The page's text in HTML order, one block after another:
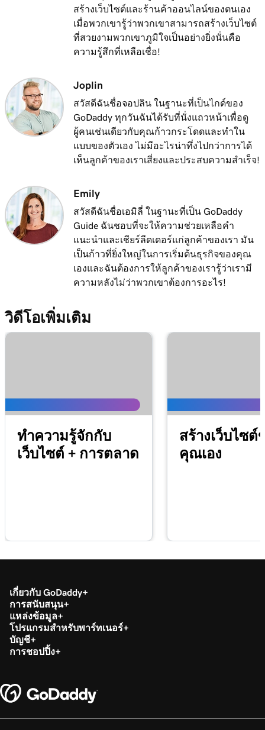
สร้างเว็บไซต์และร้านค้าออนไลน์ของตนเอง
เมื่อพวกเขารู้ว่าพวกเขาสามารถสร้างเว็บไซต์
ที่สวยงามพวกเขาภูมิใจเป็นอย่างยิ่งนั่นคือ
ความรู้สึกที่เหลือเชื่อ!
Joplin
สวัสดีฉันชื่อจอปลิน ในฐานะที่เป็นไกด์ของ
GoDaddy ทุกวันฉันได้รับที่นั่งแถวหน้าเพื่อดู
ผู้คนเช่นเดียวกับคุณก้าวกระโดดและทำใน
แบบของตัวเอง ไม่มีอะไรน่าทึ่งไปกว่าการได้
เห็นลูกค้าของเราเสี่ยงและประสบความสำเร็จ!
Emily
สวัสดีฉันชื่อเอมิลี่ ในฐานะที่เป็น GoDaddy
Guide ฉันชอบที่จะให้ความช่วยเหลือคำ
แนะนำและเชียร์ลีดเดอร์แก่ลูกค้าของเรา มัน
เป็นก้าวที่ยิ่งใหญ่ในการเริ่มต้นธุรกิจของคุณ
เองและฉันต้องการให้ลูกค้าของเรารู้ว่าเรามี
ความหลังไม่ว่าพวกเขาต้องการอะไร!
วิดีโอเพิ่มเติม
ทำความรู้จักกับ
เว็บไซต์ + การตลาด
สร้างเว็บไซต์
คุณเอง
เกี่ยวกับ GoDaddy
การสนับสนุน
แหล่งข้อมูล
โปรแกรมสำหรับพาร์ทเนอร์
บัญชี
การชอปปิ้ง